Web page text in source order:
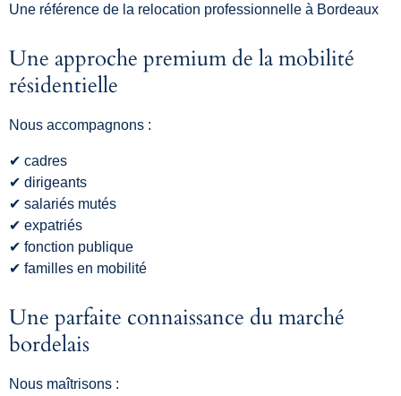
Une référence de la relocation professionnelle à Bordeaux
Une approche premium de la mobilité
résidentielle
Nous accompagnons :
✔ cadres
✔ dirigeants
✔ salariés mutés
✔ expatriés
✔ fonction publique
✔ familles en mobilité
Une parfaite connaissance du marché
bordelais
Nous maîtrisons :